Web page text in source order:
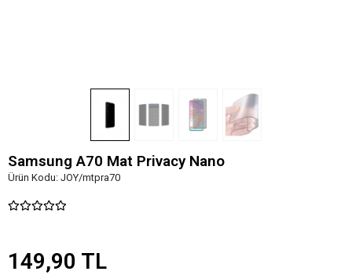
Samsung A70 Mat Privacy Nano
Ürün Kodu: JOY/mtpra70
149,90 TL